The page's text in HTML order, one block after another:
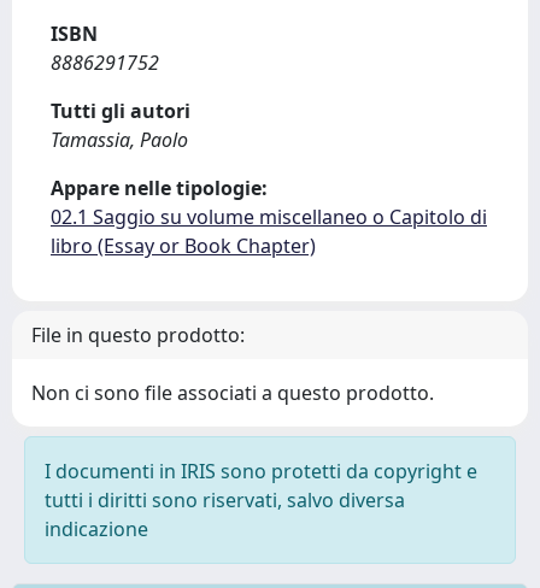
ISBN
8886291752
Tutti gli autori
Tamassia, Paolo
Appare nelle tipologie:
02.1 Saggio su volume miscellaneo o Capitolo di
libro (Essay or Book Chapter)
File in questo prodotto:
Non ci sono file associati a questo prodotto.
I documenti in IRIS sono protetti da copyright e
tutti i diritti sono riservati, salvo diversa
indicazione